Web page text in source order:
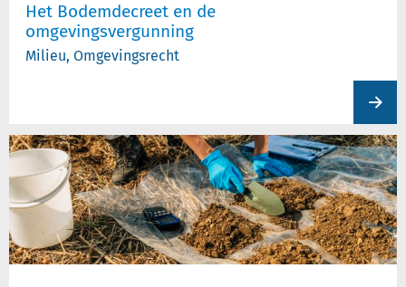
Het Bodemdecreet en de
omgevingsvergunning
Milieu, Omgevingsrecht